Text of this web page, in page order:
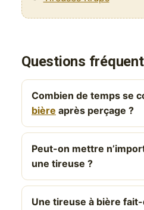
Questions
Combien de temps se
bière après perçage ?
Peut-on mettre
une tireuse ?
Une tireuse à bière